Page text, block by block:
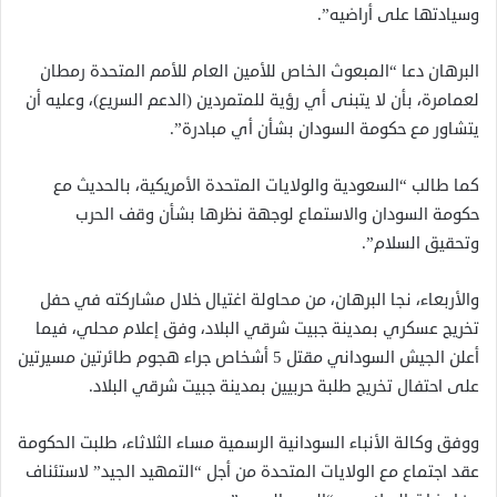
وسيادتها على أراضيه”.
البرهان دعا “المبعوث الخاص للأمين العام للأمم المتحدة رمطان
لعمامرة، بأن لا يتبنى أي رؤية للمتمردين (الدعم السريع)، وعليه أن
يتشاور مع حكومة السودان بشأن أي مبادرة”.
كما طالب “السعودية والولايات المتحدة الأمريكية، بالحديث مع
حكومة السودان والاستماع لوجهة نظرها بشأن وقف الحرب
وتحقيق السلام”.
والأربعاء، نجا البرهان، من محاولة اغتيال خلال مشاركته في حفل
تخريج عسكري بمدينة جبيت شرقي البلاد، وفق إعلام محلي، فيما
أعلن الجيش السوداني مقتل 5 أشخاص جراء هجوم طائرتين مسيرتين
على احتفال تخريج طلبة حربيين بمدينة جبيت شرقي البلاد.
ووفق وكالة الأنباء السودانية الرسمية مساء الثلاثاء، طلبت الحكومة
عقد اجتماع مع الولايات المتحدة من أجل “التمهيد الجيد” لاستئناف